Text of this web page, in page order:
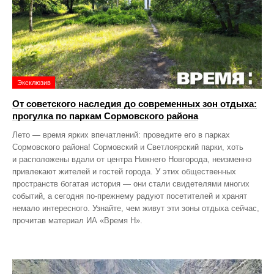
Эксклюзив
От советского наследия до современных зон отдыха:
прогулка по паркам Сормовского района
Лето — время ярких впечатлений: проведите его в парках
Сормовского района! Сормовский и Светлоярский парки, хоть
и расположены вдали от центра Нижнего Новгорода, неизменно
привлекают жителей и гостей города. У этих общественных
пространств богатая история — они стали свидетелями многих
событий, а сегодня по‑прежнему радуют посетителей и хранят
немало интересного. Узнайте, чем живут эти зоны отдыха сейчас,
прочитав материал ИА «Время Н».